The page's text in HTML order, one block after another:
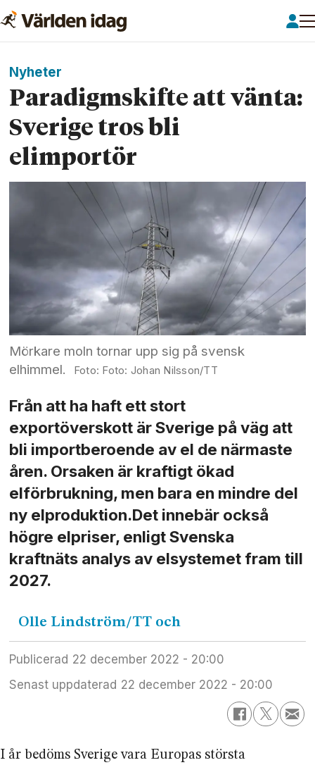
Nyheter
Paradigmskifte att vänta:
Sverige tros bli
elimportör
Mörkare moln tornar upp sig på svensk
elhimmel.
Foto: Johan Nilsson/TT
Från att ha haft ett stort
exportöverskott är Sverige på väg att
bli importberoende av el de närmaste
åren. Orsaken är kraftigt ökad
elförbrukning, men bara en mindre del
ny elproduktion.Det innebär också
högre elpriser, enligt Svenska
kraftnäts analys av elsystemet fram till
2027.
Olle Lindström/TT och
Publicerad
22 december 2022 - 20:00
Senast uppdaterad
22 december 2022 - 20:00
I år bedöms Sverige vara Europas största